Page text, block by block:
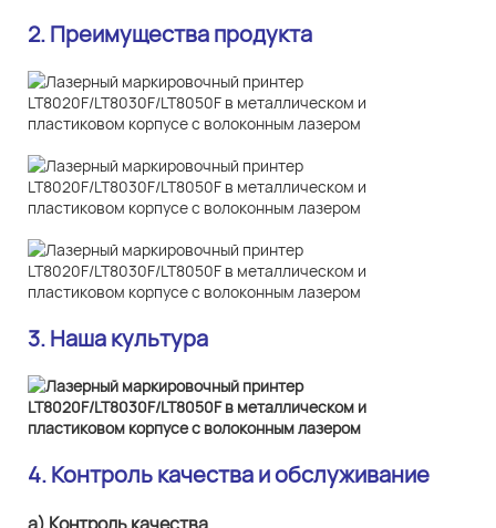
2. Преимущества продукта
3. Наша культура
4. Контроль качества и обслуживание